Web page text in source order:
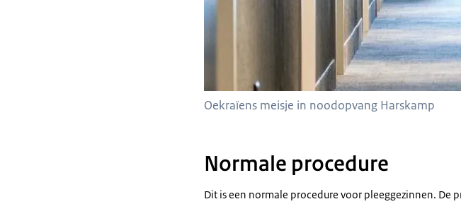
Oekraïens meisje in noodopvang Harskamp
Normale procedure
Dit is een normale procedure voor pleeggezinnen. De